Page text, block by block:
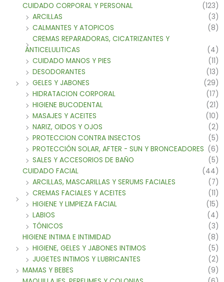
CUIDADO CORPORAL Y PERSONAL
(123)
ARCILLAS
(3)
CALMANTES Y ATOPICOS
(8)
CREMAS REPARADORAS, CICATRIZANTES Y
ANTICELULITICAS
(4)
CUIDADO MANOS Y PIES
(11)
DESODORANTES
(13)
GELES Y JABONES
(29)
HIDRATACION CORPORAL
(17)
HIGIENE BUCODENTAL
(21)
MASAJES Y ACEITES
(10)
NARIZ, OIDOS Y OJOS
(2)
PROTECCION CONTRA INSECTOS
(5)
PROTECCIÓN SOLAR, AFTER - SUN Y BRONCEADORES (6)
SALES Y ACCESORIOS DE BAÑO
(5)
CUIDADO FACIAL
(44)
ARCILLAS, MASCARILLAS Y SERUMS FACIALES
(7)
CREMAS FACIALES Y ACEITES
(11)
HIGIENE Y LIMPIEZA FACIAL
(15)
LABIOS
(4)
TÓNICOS
(3)
HIGIENE INTIMA E INTIMIDAD
(8)
HIGIENE, GELES Y JABONES INTIMOS
(5)
JUGETES INTIMOS Y LUBRICANTES
(2)
MAMAS Y BEBES
(9)